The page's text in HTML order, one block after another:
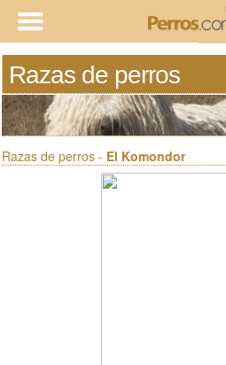
Razas de perros
Razas de perros - El Komondor